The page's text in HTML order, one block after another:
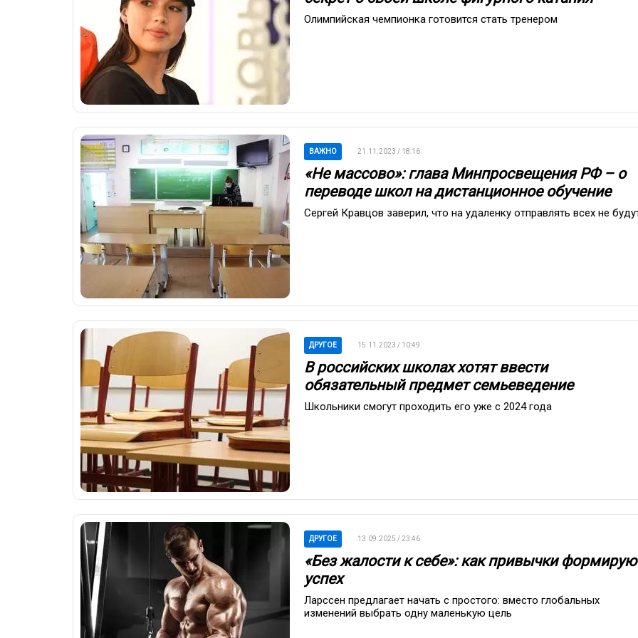
Олимпийская чемпионка готовится стать тренером
ВАЖНО 21.11.2023 / 18:16
«Не массово»: глава Минпросвещения РФ – о
переводе школ на дистанционное обучение
Сергей Кравцов заверил, что на удаленку отправлять всех не
ДРУГОЕ 15.11.2023 / 10:49
В российских школах хотят ввести
обязательный предмет семьеведение
Школьники смогут проходить его уже с 2024 года
ДРУГОЕ 13.09.2025 / 23:46
«Без жалости к себе»: как привычки
успех
Ларссен предлагает начать с простого: вместо глобальных
изменений выбрать одну маленькую цель